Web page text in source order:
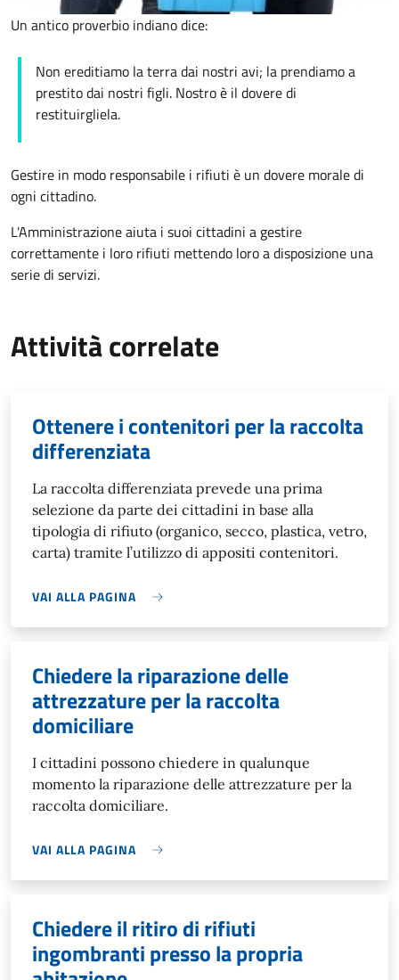
Un antico proverbio indiano dice:
Non ereditiamo la terra dai nostri avi; la prendiamo a
prestito dai nostri figli. Nostro è il dovere di
restituirgliela.
Gestire in modo responsabile i rifiuti è un dovere morale di
ogni cittadino.
L'Amministrazione aiuta i suoi cittadini a gestire
correttamente i loro rifiuti mettendo loro a disposizione una
serie di servizi.
Attività correlate
Ottenere i contenitori per la raccolta
differenziata
La raccolta differenziata prevede una prima
selezione da parte dei cittadini in base alla
tipologia di rifiuto (organico, secco, plastica, vetro,
carta) tramite l’utilizzo di appositi contenitori.
VAI ALLA PAGINA
Chiedere la riparazione delle
attrezzature per la raccolta
domiciliare
I cittadini possono chiedere in qualunque
momento la riparazione delle attrezzature per la
raccolta domiciliare.
VAI ALLA PAGINA
Chiedere il ritiro di rifiuti
ingombranti presso la propria